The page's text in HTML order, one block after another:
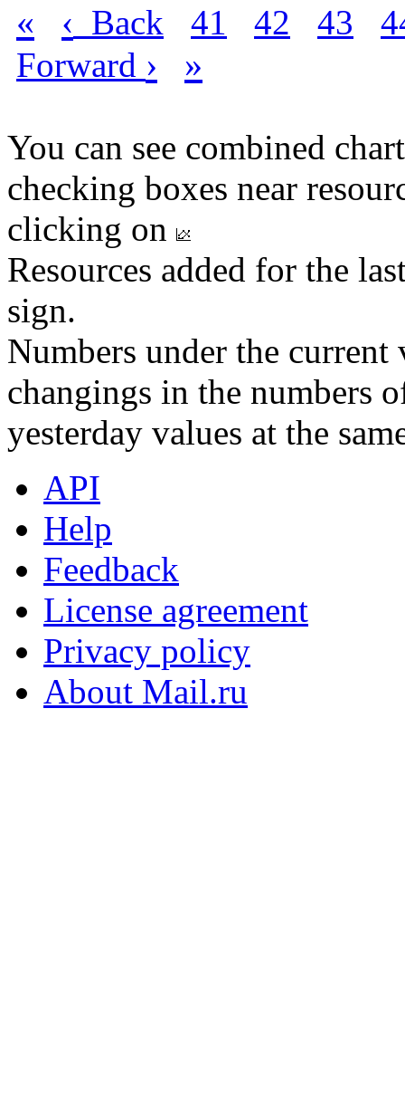
« ‹ Back 41 42 43
Forward › »
You can see combined
checking boxes near
clicking on
Resources added for the
sign.
Numbers under the
changings in the numbers
yesterday values at the
API
Help
Feedback
License agreement
Privacy policy
About Mail.ru